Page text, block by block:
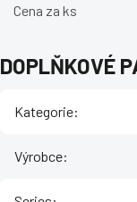
Cena za ks
DOPLŇKOVÉ
Kategorie:
Výrobce: